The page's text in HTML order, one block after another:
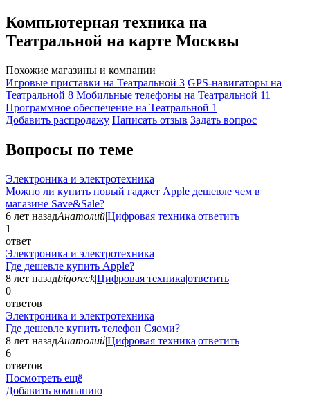
Компьютерная техника на
Театральной на карте Москвы
Похожие магазины и компании
Игровые приставки на Театральной 3 GPS-навигаторы на
Театральной 8 Мобильные телефоны на Театральной 11
Программное обеспечение на Театральной 1
Добавить раcпродажу Написать отзыв Задать вопрос
Вопросы по теме
Электроника и электротехника
Можно ли купить новый гаджет Apple дешевле чем в
магазине Save&Sale?
6 лет назадАнатолий|Цифровая техника|ответить
1
ответ
Электроника и электротехника
Где дешевле купить Apple?
8 лет назадbigoreck|Цифровая техника|ответить
0
ответов
Электроника и электротехника
Где дешевле купить телефон Сяоми?
8 лет назадАнатолий|Цифровая техника|ответить
6
ответов
Посмотреть ещё
Добавить компанию